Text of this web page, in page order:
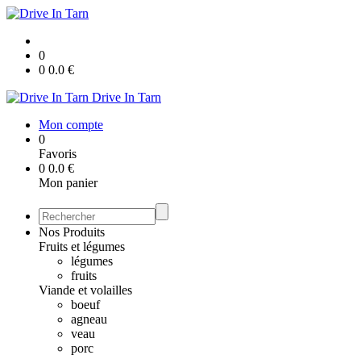
0
0 0.0 €
Drive In Tarn
Mon compte
0
Favoris
0 0.0 €
Mon panier
Nos Produits
Fruits et légumes
légumes
fruits
Viande et volailles
boeuf
agneau
veau
porc